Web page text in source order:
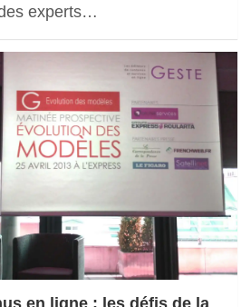
experts…
en ligne : les défis de la